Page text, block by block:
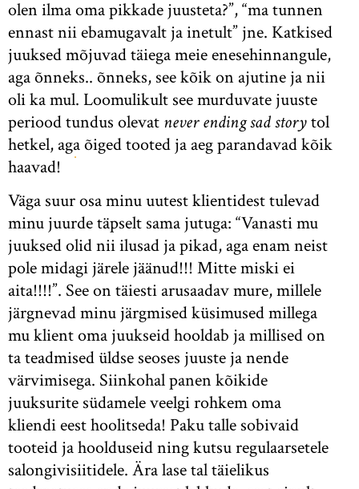
olen ilma oma pikkade juusteta?”, “ma tunnen
ennast nii ebamugavalt ja inetult” jne. Katkised
juuksed mõjuvad täiega meie enesehinnangule,
aga õnneks.. õnneks, see kõik on ajutine ja nii
oli ka mul. Loomulikult see murduvate juuste
periood tundus olevat never ending sad storytol
hetkel, aga õiged tooted ja aeg parandavad kõik
haavad!
Väga suur osa minu uutest klientidest tulevad
minu juurde täpselt sama jutuga: “Vanasti mu
juuksed olid nii ilusad ja pikad, aga enam neist
pole midagi järele jäänud!!! Mitte miski ei
aita!!!!”. See on täiesti arusaadav mure, millele
järgnevad minu järgmised küsimused millega
mu klient oma juukseid hooldab ja millised on
ta teadmised üldse seoses juuste ja nende
värvimisega. Siinkohal panen kõikide
juuksurite südamele veelgi rohkem oma
kliendi eest hoolitseda! Paku talle sobivaid
tooteid ja hoolduseid ning kutsu regulaarsetele
salongivisiitidele. Ära lase tal täielikus